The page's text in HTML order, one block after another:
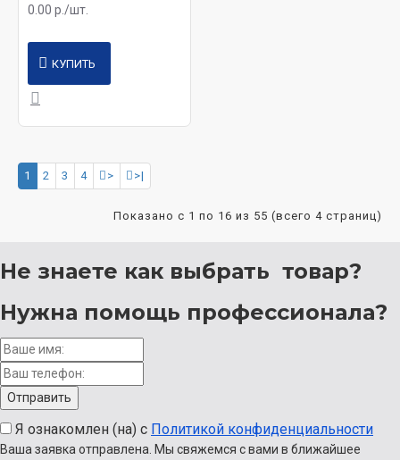
0.00 р./шт.
КУПИТЬ
1 2 3 4 > >|
Показано с 1 по 16 из 55 (всего 4 страниц)
Не знаете как выбрать товар?
Нужна помощь профессионала?
Я ознакомлен (на) с Политикой конфиденциальности
Ваша заявка отправлена. Мы свяжемся с вами в ближайшее